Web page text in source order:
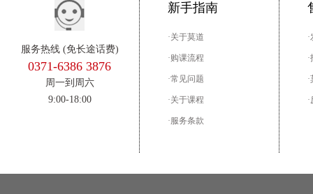
服务热线 (免长途话费)
0371-6386 3876
周一到周六
9:00-18:00
新手指南
·关于莫道
·购课流程
·常见问题
·关于课程
·服务条款